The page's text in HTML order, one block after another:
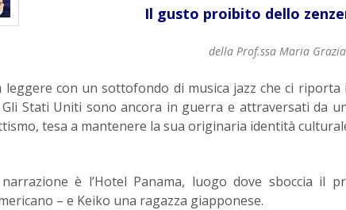
Il gusto proibito dello
della Prof.ssa Maria Grazia
leggere con un sottofondo di musica jazz che ci
Stati Uniti sono ancora in guerra e attraversati da
tesa a mantenere la sua originaria identità
è l’Hotel Panama, luogo dove sboccia il
– e Keiko una ragazza giapponese.